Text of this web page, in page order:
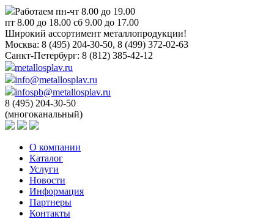
Работаем пн-чт 8.00 до 19.00
пт 8.00 до 18.00 сб 9.00 до 17.00
Широкий ассортимент металлопродукции!
Москва: 8 (495) 204-30-50, 8 (499) 372-02-63
Санкт-Петербург: 8 (812) 385-42-12
metallosplav.ru
info@metallosplav.ru
infospb@metallosplav.ru
8 (495) 204-30-50
(многоканальный)
О компании
Каталог
Услуги
Новости
Информация
Партнеры
Контакты